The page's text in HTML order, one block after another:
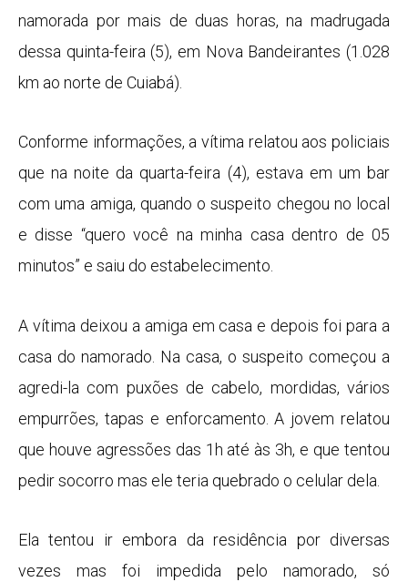
namorada por mais de duas horas, na madrugada
dessa quinta-feira (5), em Nova Bandeirantes (1.028
km ao norte de Cuiabá).
Conforme informações, a vítima relatou aos policiais
que na noite da quarta-feira (4), estava em um bar
com uma amiga, quando o suspeito chegou no local
e disse “quero você na minha casa dentro de 05
minutos” e saiu do estabelecimento.
A vítima deixou a amiga em casa e depois foi para a
casa do namorado. Na casa, o suspeito começou a
agredi-la com puxões de cabelo, mordidas, vários
empurrões, tapas e enforcamento. A jovem relatou
que houve agressões das 1h até às 3h, e que tentou
pedir socorro mas ele teria quebrado o celular dela.
Ela tentou ir embora da residência por diversas
vezes mas foi impedida pelo namorado, só